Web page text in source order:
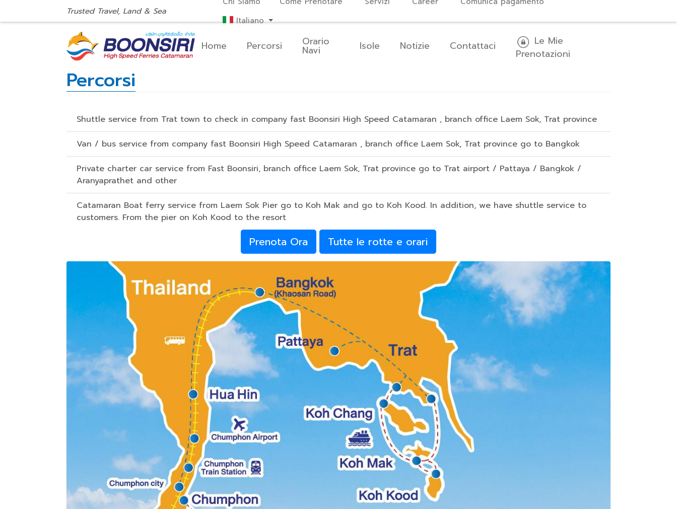
Trusted Travel, Land & Sea
Italiano
Home Percorsi Orario
Navi Isole Notizie Contattaci
Le Mie
Prenotazioni
Percorsi
Shuttle service from Trat town to check in company fast Boonsiri High Speed Catamaran , branch office Laem Sok, Trat province
Van / bus service from company fast Boonsiri High Speed Catamaran , branch office Laem Sok, Trat province go to Bangkok
Private charter car service from Fast Boonsiri, branch office Laem Sok, Trat province go to Trat airport / Pattaya / Bangkok /
Aranyaprathet and other
Catamaran Boat ferry service from Laem Sok Pier go to Koh Mak and go to Koh Kood. In addition, we have shuttle service to
customers. From the pier on Koh Kood to the resort
Prenota Ora Tutte le rotte e orari